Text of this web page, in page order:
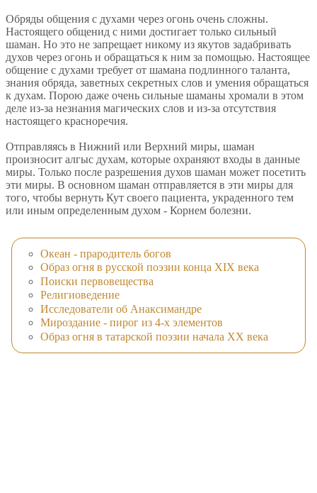
Обряды общения с духами через огонь очень сложны.
Настоящего общенид с ними достигает только сильный
шаман. Но это не запрещает никому из якутов задабривать
духов через огонь и обращаться к ним за помощью. Настоящее
общение с духами требует от шамана подлинного таланта,
знания обряда, заветных секретных слов и умения обращаться
к духам. Порою даже очень сильные шаманы хромали в этом
деле из-за незнания магических слов и из-за отсутствия
настоящего красноречия.
Отправляясь в Нижний или Верхний миры, шаман
произносит алгыс духам, которые охраняют входы в данные
миры. Только после разрешения духов шаман может посетить
эти миры. В основном шаман отправляется в эти миры для
того, чтобы вернуть Кут своего пациента, украденного тем
или иным определенным духом - Корнем болезни.
Океан - прародитель богов
Образ огня в русской поэзии конца XIX века
Поиски первовещества
Религиоведение
Исследователи об Анаксимандре
Мироздание - пирог из 4-х элементов
Образ огня в татарской поэзии начала ХХ века